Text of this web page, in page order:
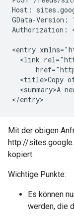
Host:
GData-Version:
Authorization:
<entry
<link
<title>Copy
<summary>A
</entry>
Mit der obigen
http://
kopiert.
Wichtige Punkte:
Es können
werden, die